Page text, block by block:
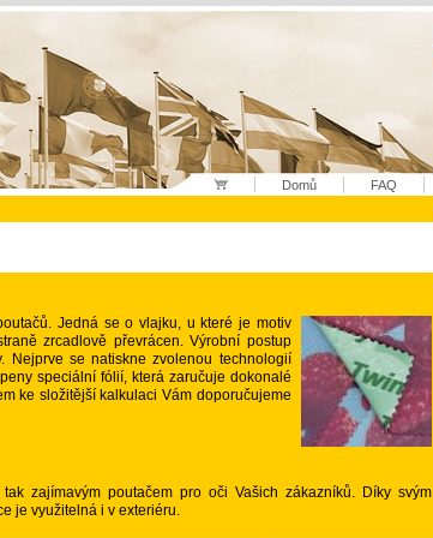
Domů FAQ
Jedná se o vlajku, u které je motiv
zrcadlově převrácen. Výrobní postup
Nejprve se natiskne zvolenou technologií
speciální fólií, která zaručuje dokonalé
ke složitější kalkulaci Vám doporučujeme
zajímavým poutačem pro oči Vašich zákazníků. Díky svým
je využitelná i v exteriéru.